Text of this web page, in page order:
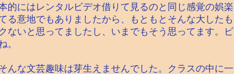
的にはレンタルビデオ借りて見るのと同じ感覚の娯楽
る意地でもありましたから、もともとそんな大したも
ないと思ってましたし、いまでもそう思ってます。ビ
。
な文芸趣味は芽生えませんでした。クラスの中に一